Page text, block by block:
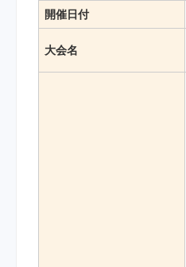
開催日付
大会名